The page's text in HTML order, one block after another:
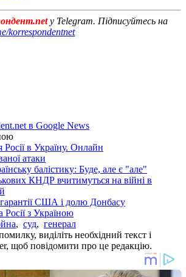
у Telegram. Підписуйтесь на
korrespondentnet
в Google News
в Україну. Онлайн
атаки
балістику: Буде, але є "але"
КНДР вчитимуться на війні в
США і долю Донбасу
Росії з Україною
, суд, генерал
виділіть необхідний текст і
щоб повідомити про це редакцію.